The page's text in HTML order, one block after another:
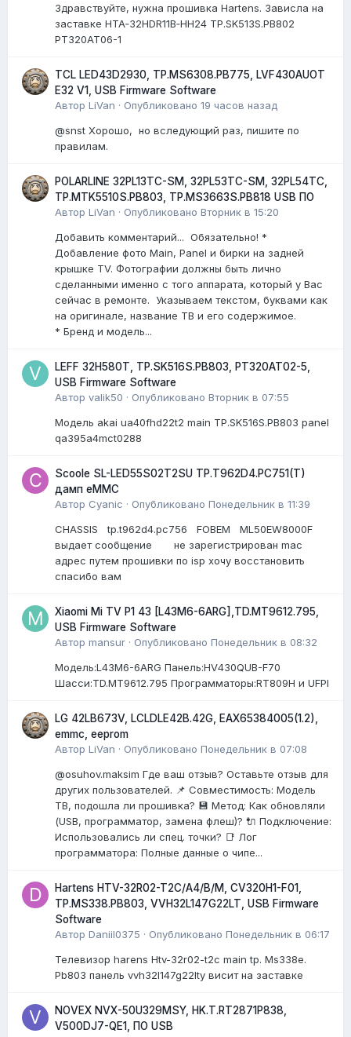
Здравствуйте, нужна прошивка Hartens. Зависла на
заставке HTA‑32HDR11B‑HH24 TP.SK513S.PB802
PT320AT06-1
TCL LED43D2930, TP.MS6308.PB775, LVF430AUOT
E32 V1, USB Firmware Software
Автор LiVan · Опубликовано 19 часов назад
@snst Хорошо, но вследующий раз, пишите по
правилам.
POLARLINE 32PL13TC-SM, 32PL53TC-SM, 32PL54TC,
TP.MTK5510S.PB803, TP.MS3663S.PB818 USB ПО
Автор LiVan · Опубликовано Вторник в 15:20
Добавить комментарий... Обязательно! *
Добавление фото Main, Panel и бирки на задней
крышке TV. Фотографии должны быть лично
сделанными именно с того аппарата, который у Вас
сейчас в ремонте. Указываем текстом, буквами как
на оригинале, название ТВ и его содержимое.
* Бренд и модель...
LEFF 32H580T, TP.SK516S.PB803, PT320AT02-5,
USB Firmware Software
Автор valik50 · Опубликовано Вторник в 07:55
Модель akai ua40fhd22t2 main TP.SK516S.PB803 panel
qa395a4mct0288
Scoole SL-LED55S02T2SU TP.T962D4.PC751(T)
дамп eMMC
Автор Cyanic · Опубликовано Понедельник в 11:39
CHASSIS tp.t962d4.pc756 FOBEM ML50EW8000F
выдает сообщение не зарегистрирован mac
адрес путем прошивки по isp хочу восстановить
спасибо вам
Xiaomi Mi TV P1 43 [L43M6-6ARG],TD.MT9612.795,
USB Firmware Software
Автор mansur · Опубликовано Понедельник в 08:32
Модель:L43M6-6ARG Панель:HV430QUB-F70
Шасси:TD.MT9612.795 Программаторы:RT809H и UFPI
LG 42LB673V, LCLDLE42B.42G, EAX65384005(1.2),
emmc, eeprom
Автор LiVan · Опубликовано Понедельник в 07:08
@osuhov.maksim Где ваш отзыв? Оставьте отзыв для
других пользователей. 📌 Совместимость: Модель
ТВ, подошла ли прошивка? 💾 Метод: Как обновляли
(USB, программатор, замена флеш)? 🔌 Подключение:
Использовались ли спец. точки? 📑 Лог
программатора: Полные данные о чипе...
Hartens HTV-32R02-T2C/A4/B/M, CV320H1-F01,
TP.MS338.PB803, VVH32L147G22LT, USB Firmware
Software
Автор Daniil0375 · Опубликовано Понедельник в 06:17
Телевизор harens Htv-32r02-t2c main tp. Ms338e.
Pb803 панель vvh32l147g22lty висит на заставке
NOVEX NVX-50U329MSY, HK.T.RT2871P838,
V500DJ7-QE1, ПО USB